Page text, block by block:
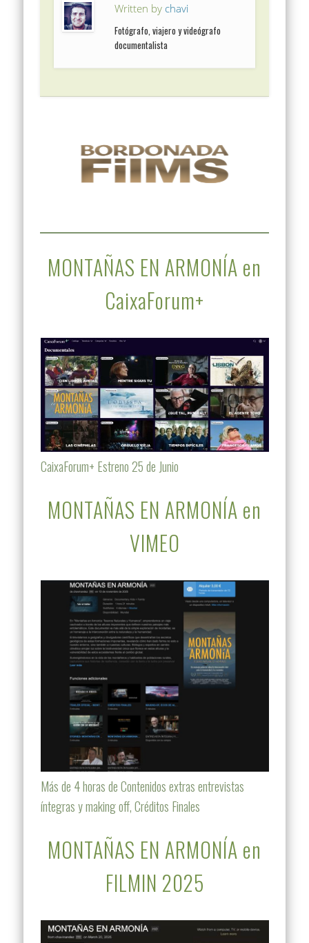
Written by chavi
Fotógrafo, viajero y videógrafo
documentalista
MONTAÑAS EN ARMONÍA en
CaixaForum+
CaixaForum+ Estreno 25 de Junio
MONTAÑAS EN ARMONÍA en
VIMEO
Más de 4 horas de Contenidos extras entrevistas
íntegras y making off, Créditos Finales
MONTAÑAS EN ARMONÍA en
FILMIN 2025